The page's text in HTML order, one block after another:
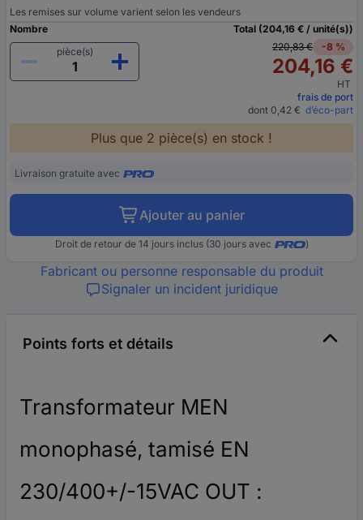
Les remises sur volume varient selon les vendeurs
Nombre
pièce(s)
Total (204,16 € / unité(s))
220,83 €
-8 %
204,16 €
HT
frais de port
dont 0,42 € d’éco-part
Plus que 2 pièce(s) en stock !
Livraison gratuite avec
Ajouter au panier
Droit de retour de 14 jours inclus (30 jours avec )
Fabricant ou personne responsable du produit
Signaler un incident juridique
Points forts et détails
Transformateur MEN
monophasé, tamisé EN
230/400+/-15VAC OUT :